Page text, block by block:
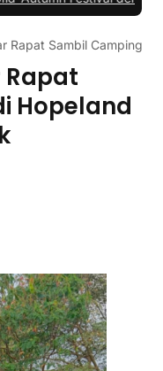
Rapat Sambil Camping di
Rapat
Hopeland